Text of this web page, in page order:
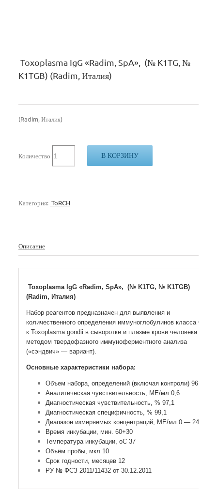
Toxoplasma IgG «Radim, SpA», (№ K1TG, №
K1TGB) (Radim, Италия)
(Radim, Италия)
Количество В КОРЗИНУ
Категория: ToRCH
Описание
Toxoplasma IgG «Radim, SpA», (№ K1TG, № K1TGB)
(Radim, Италия)
Набор реагентов предназначен для выявления и
количественного определения иммуноглобулинов класса G
к Toxoplasma gondii в сыворотке и плазме крови человека
методом твердофазного иммуноферментного анализа
(«сэндвич» — вариант).
Основные характеристики набора:
Объем набора, определений (включая контроли) 96
Аналитическая чувствительность, МЕ/мл 0,6
Диагностическая чувствительность, % 97,1
Диагностическая специфичность, % 99,1
Диапазон измеряемых концентраций, МЕ/мл 0 — 240
Время инкубации, мин. 60+30
Температура инкубации, оС 37
Объём пробы, мкл 10
Срок годности, месяцев 12
РУ № ФСЗ 2011/11432 от 30.12.2011